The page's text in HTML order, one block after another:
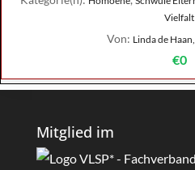
Vielfalt
Von: Linda de
€0
Mitglied im